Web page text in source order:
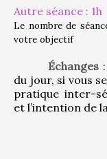
Autre séance : 1h
Le nombre de
votre objectif
Échanges
du jour, si vous
pratique inter-
et l’intention de